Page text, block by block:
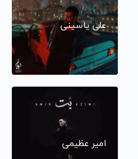
علی یاسینی
امیر عظیمی